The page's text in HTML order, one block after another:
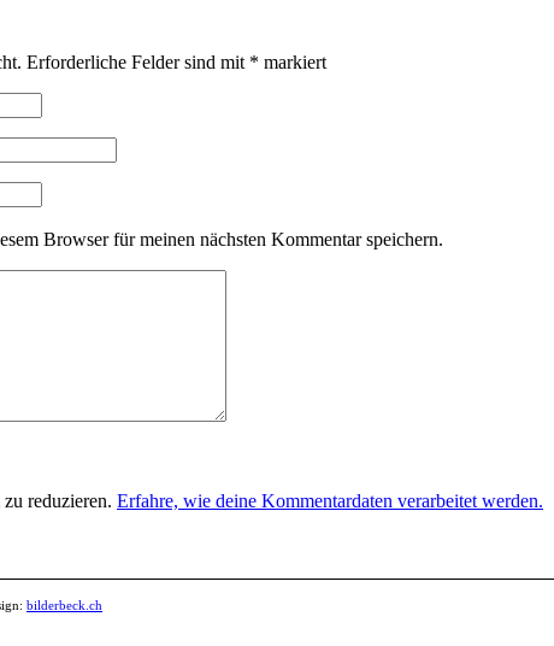
Erforderliche Felder sind mit * markiert
Browser für meinen nächsten Kommentar speichern.
reduzieren. Erfahre, wie deine Kommentardaten verarbeitet werden.
bilderbeck.ch